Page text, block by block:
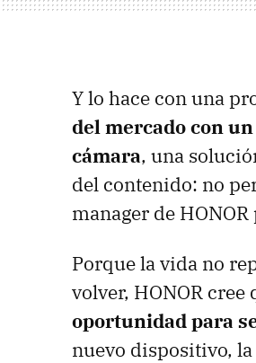
Y lo hace con una
del mercado con
cámara, una
del contenido: no
manager de
Porque la vida no
volver, HONOR cree
oportunidad para
nuevo dispositivo,